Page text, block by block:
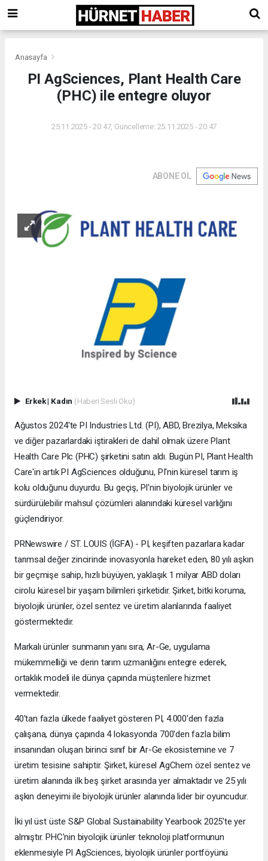
Anasayfa
PI AgSciences, Plant Health Care
(PHC) ile entegre oluyor
25.11.2025 - 20:47, Güncelleme: 25.11.2025 - 20:47
ABONE OL
Erkek| Kadın (Haberi Sesli Oku)
Ağustos 2024'te PI Industries Ltd. (PI), ABD, Brezilya, Meksika
ve diğer pazarlardaki iştirakleri de dahil olmak üzere Plant
Health Care Plc (PHC) şirketini satın aldı. Bugün PI, Plant Health
Care'in artık PI AgSciences olduğunu, PI'nin küresel tarım iş
kolu olduğunu duyurdu. Bu geçiş, PI'nin biyolojik ürünler ve
sürdürülebilir mahsul çözümleri alanındaki küresel varlığını
güçlendiriyor.
PRNewswire / ST. LOUIS (İGFA) - PI, keşiften pazarlara kadar
tarımsal değer zincirinde inovasyonla hareket eden, 80 yılı aşkın
bir geçmişe sahip, hızlı büyüyen, yaklaşık 1 milyar ABD doları
cirolu küresel bir yaşam bilimleri şirketidir. Şirket, bitki koruma,
biyolojik ürünler, özel sentez ve üretim alanlarında faaliyet
göstermektedir.
Markalı ürünler sunmanın yanı sıra, Ar-Ge, uygulama
mükemmelliği ve derin tarım uzmanlığını entegre ederek,
ortaklık modeli ile dünya çapında müşterilere hizmet
vermektedir.
40'tan fazla ülkede faaliyet gösteren PI, 4.000'den fazla
çalışana, dünya çapında 4 lokasyonda 700'den fazla bilim
insanından oluşan birinci sınıf bir Ar-Ge ekosistemine ve 7
üretim tesisine sahiptir. Şirket, küresel AgChem özel sentez ve
üretim alanında ilk beş şirket arasında yer almaktadır ve 25 yılı
aşkın deneyimi ile biyolojik ürünler alanında lider bir oyuncudur.
İki yıl üst üste S&P Global Sustainability Yearbook 2025'te yer
almıştır. PHC'nin biyolojik ürünler teknoloji platformunun
eklenmesiyle PI AgSciences, biyolojik ürünler portföyünü